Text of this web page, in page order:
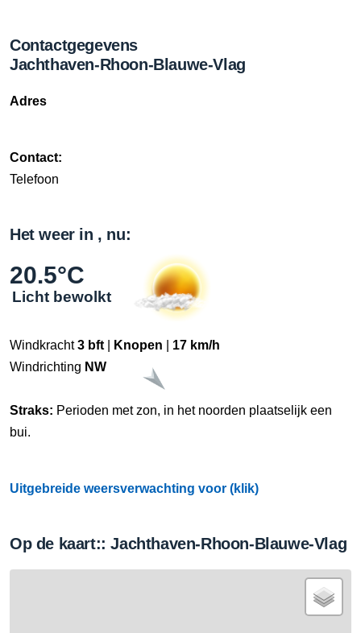
Contactgegevens
Jachthaven-Rhoon-Blauwe-Vlag
Adres
Contact:
Telefoon
Het weer in , nu:
20.5°C
Licht bewolkt
Windkracht3 bft Knopen
17 km/h
Windrichting NW
Straks: Perioden met zon, in het noorden plaatselijk een
bui.
Uitgebreide weersverwachting voor (klik)
Op de kaart:: Jachthaven-Rhoon-Blauwe-Vlag